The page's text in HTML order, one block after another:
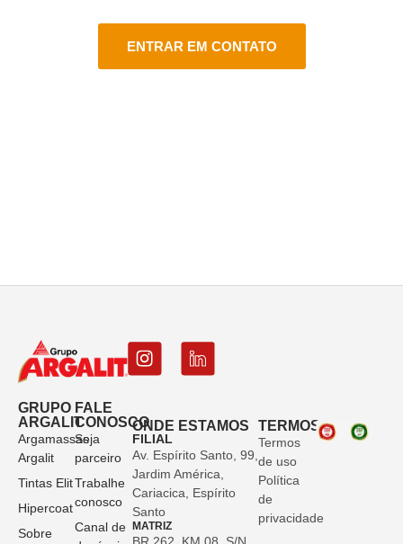
ENTRAR EM CONTATO
GRUPO
ARGALIT
Argamassas
Argalit
Tintas Elit
Hipercoat
Sobre
FALE
CONOSCO
Seja
parceiro
Trabalhe
conosco
Canal de
ONDE ESTAMOS
FILIAL
Av. Espírito Santo, 99,
Jardim América,
Cariacica, Espírito
Santo
MATRIZ
TERMOS
Termos
de uso
Política
de
privacidade